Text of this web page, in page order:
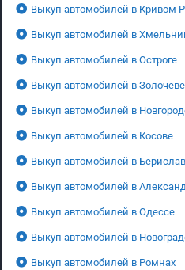
Выкуп автомобилей в Кривом
Выкуп автомобилей в
Выкуп автомобилей в Остроге
Выкуп автомобилей в Золочеве
Выкуп автомобилей в
Выкуп автомобилей в Косове
Выкуп автомобилей в
Выкуп автомобилей в
Выкуп автомобилей в Одессе
Выкуп автомобилей в
Выкуп автомобилей в Ромнах